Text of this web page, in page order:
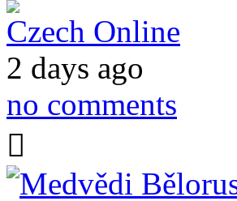
Czech Online
2 days ago
no comments